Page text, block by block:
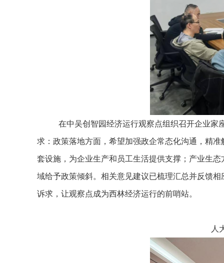
在中吴创智园经济运行观察点组织召开企业家
求：政策落地方面，希望加强政企常态化沟通，精
套设施，为企业生产和员工生活提供支撑；产业生
域给予政策倾斜。相关意见建议已梳理汇总并反馈
诉求，让观察点成为西林经济运行的前哨站。
人